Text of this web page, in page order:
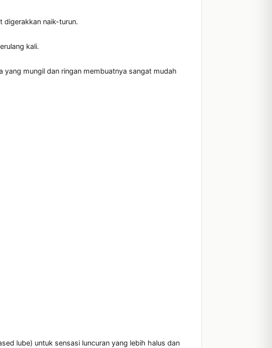
digerakkan naik-turun.
kali.
yang mungil dan ringan membuatnya sangat mudah
lube) untuk sensasi luncuran yang lebih halus dan